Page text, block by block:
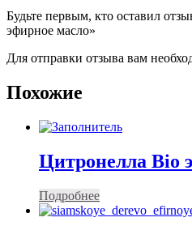
Будьте первым, кто оставил
эфирное масло»
Для отправки отзыва вам
Похожие
Цитронелла Bio
Подробнее